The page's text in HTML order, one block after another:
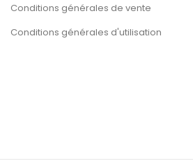
Conditions générales de vente
Conditions générales d'utilisation